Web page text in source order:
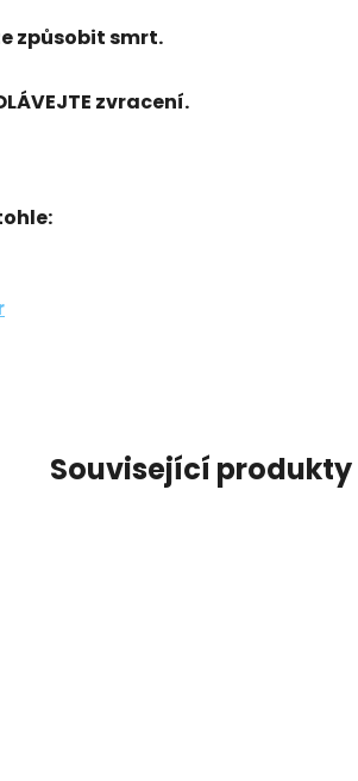
způsobit smrt.
zvracení.
Související produkty